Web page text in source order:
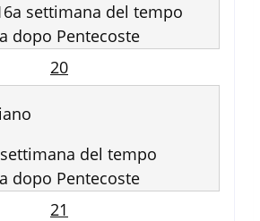
settimana del tempo
dopo Pentecoste
20
del tempo
dopo Pentecoste
21